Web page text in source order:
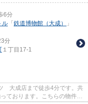
6分
ル 「 鉄道博物館（大成）
」
分
１丁目17-1
大成店まで徒歩4分です。共
ております。こちらの物件は